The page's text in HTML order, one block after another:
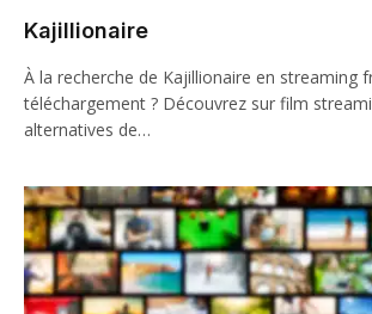
Kajillionaire
À la recherche de Kajillionaire en streaming
téléchargement ? Découvrez sur film
alternatives de…